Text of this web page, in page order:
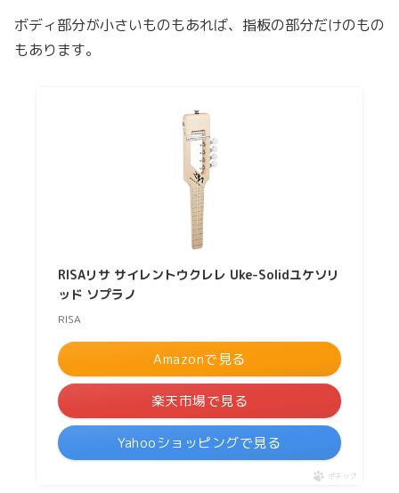
ボディ部分が小さいものもあれば、指板の部分だけのもの
もあります。
RISAリサ サイレントウクレレ Uke-Solidユケソリ
ッド ソプラノ
RISA
Amazonで見る
楽天市場で見る
Yahooショッピングで見る
ポチップ